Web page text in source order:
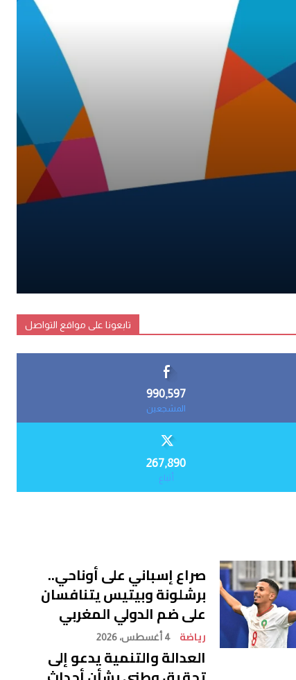
تابعونا على مواقع التواصل
990,597
المشجعين
267,890
أتباع
صراع إسباني على أوناحي..
برشلونة وبيتيس يتنافسان
على ضم الدولي المغربي
رياضة 4 أغسطس، 2026
العدالة والتنمية يدعو إلى